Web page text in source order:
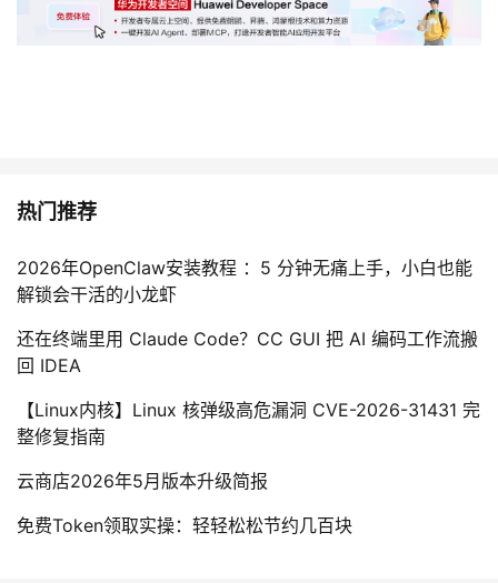
热门推荐
2026年OpenClaw安装教程 ：5 分钟无痛上手，小白也能
解锁会干活的小龙虾
还在终端里用 Claude Code？CC GUI 把 AI 编码工作流搬
回 IDEA
【Linux内核】Linux 核弹级高危漏洞 CVE-2026-31431 完
整修复指南
云商店2026年5月版本升级简报
免费Token领取实操：轻轻松松节约几百块